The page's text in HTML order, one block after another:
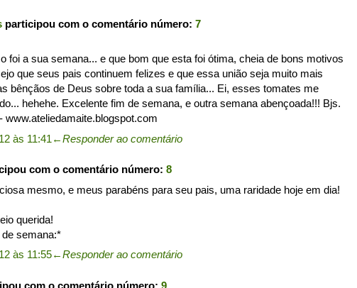
participou com o comentário número: 7
foi a sua semana... e que bom que esta foi ótima, cheia de bons motivos
que seus pais continuem felizes e que essa união seja muito mais
bênçãos de Deus sobre toda a sua família... Ei, esses tomates me
hehehe. Excelente fim de semana, e outra semana abençoada!!! Bjs.
www.ateliedamaite.blogspot.com
às 11:41 ←Responder ao comentário
com o comentário número: 8
mesmo, e meus parabéns para seu pais, uma raridade hoje em dia!
querida!
semana:*
às 11:55←Responder ao comentário
com o comentário número: 9